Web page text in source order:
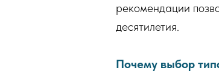
рекомендации
десятилетия.
Почему выбор